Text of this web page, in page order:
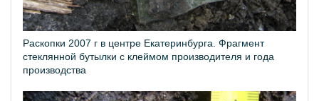
Раскопки 2007 г в центре Екатеринбурга. Фрагмент
стеклянной бутылки с клеймом производителя и года
производства